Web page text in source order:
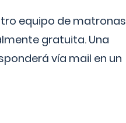
equipo de matronas
gratuita. Una
vía mail en un